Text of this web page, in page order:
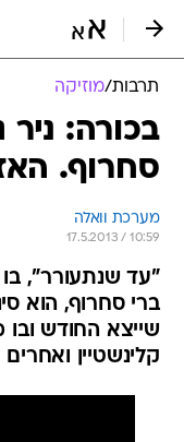
תרבות/מוזיקה
בכורה:
סחרוף.
מערכת וואלה
17.5.2013 / 10:59
"עד שנתעורר",
ברי סחרוף, הוא
שייצא החודש
קלינשטיין ואחרים